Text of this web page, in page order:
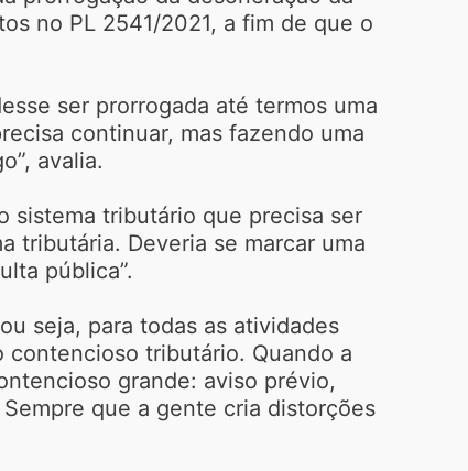
no PL 2541/2021, a fim de que o
ser prorrogada até termos uma
continuar, mas fazendo uma
avalia.
sistema tributário que precisa ser
tributária. Deveria se marcar uma
pública”.
seja, para todas as atividades
contencioso tributário. Quando a
grande: aviso prévio,
que a gente cria distorções